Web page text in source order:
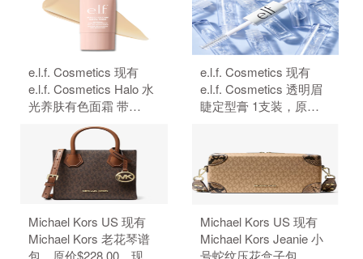
e.l.f. Cosmetics 现有
e.l.f. Cosmetics Halo 水
光养肤有色面霜 带
SPF50 防晒，原价
$18，现特价$14（约
94.83元）。 无需使用优
惠码。
e.l.f. Cosmetics 现有
e.l.f. Cosmetics 透明眉
睫定型膏 1支装，原价
码。
Michael Kors US 现有
Michael Kors 老花琴谱
Michael Kors US 现有
Michael Kors Jeanie 小